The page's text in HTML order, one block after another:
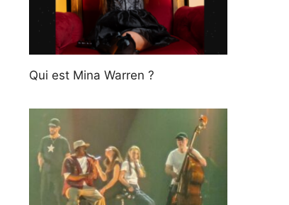
Qui est Mina Warren ?